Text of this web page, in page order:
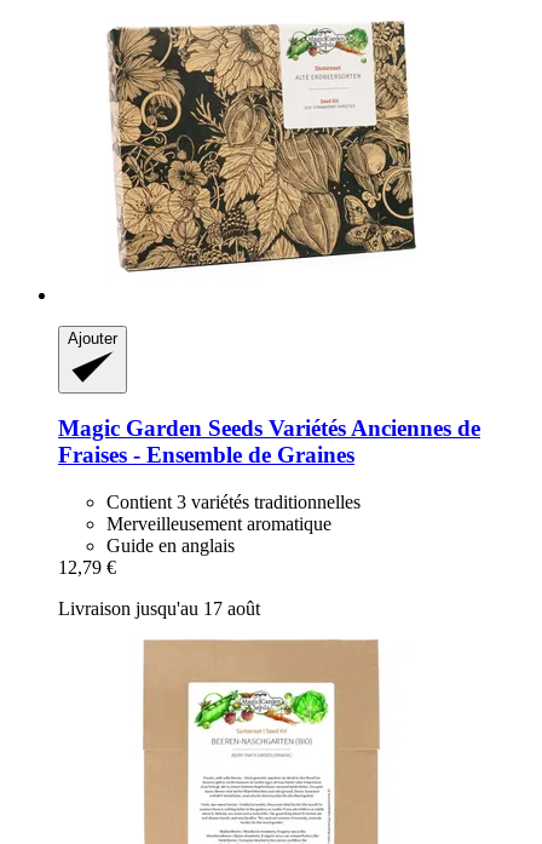
Ajouter
Magic Garden Seeds Variétés Anciennes de
Fraises -​ Ensemble de Graines
Contient 3 variétés traditionnelles
Merveilleusement aromatique
Guide en anglais
12,79 €
Livraison jusqu'au 17 août